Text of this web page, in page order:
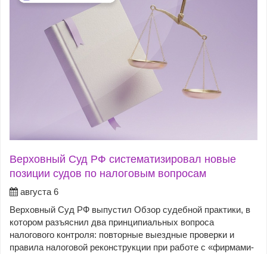
Верховный Суд РФ систематизировал новые
позиции судов по налоговым вопросам
августа 6
Верховный Суд РФ выпустил Обзор судебной практики, в
котором разъяснил два принципиальных вопроса
налогового контроля: повторные выездные проверки и
правила налоговой реконструкции при работе с «фирмами-